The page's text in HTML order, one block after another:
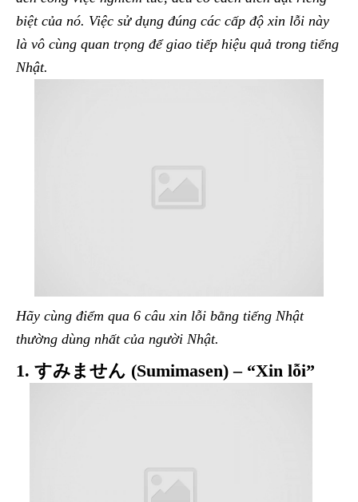
biệt của nó. Việc sử dụng đúng các cấp độ xin lỗi này
là vô cùng quan trọng để giao tiếp hiệu quả trong tiếng
Nhật.
Hãy cùng điểm qua 6 câu xin lỗi bằng tiếng Nhật
thường dùng nhất của người Nhật.
1. すみません (Sumimasen) – “Xin lỗi”